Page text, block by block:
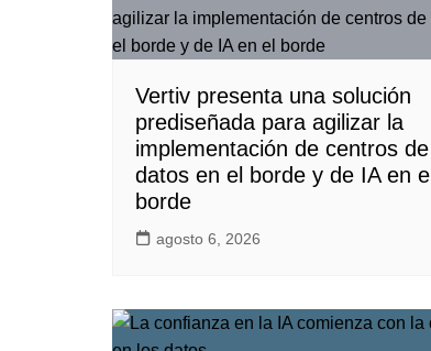
Vertiv presenta una solución
prediseñada para agilizar la
implementación de centros de
datos en el borde y de IA en el
borde
agosto 6, 2026